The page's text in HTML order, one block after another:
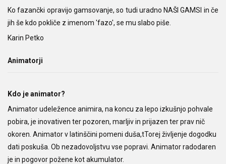
Ko fazančki opravijo gamsovanje, so tudi uradno NAŠI GAMSI in če
jih še kdo pokliče z imenom 'fazo', se mu slabo piše.
Karin Petko
Animatorji
Kdo je animator?
Animator udeležence animira, na koncu za lepo izkušnjo pohvale
pobira, je inovativen ter pozoren, marljiv in prijazen ter prav nič
okoren. Animator v latinščini pomeni duša,tTorej življenje dogodku
dati poskuša. Ob nezadovoljstvu vse popravi. Animator radodaren
je in pogovor požene kot akumulator.